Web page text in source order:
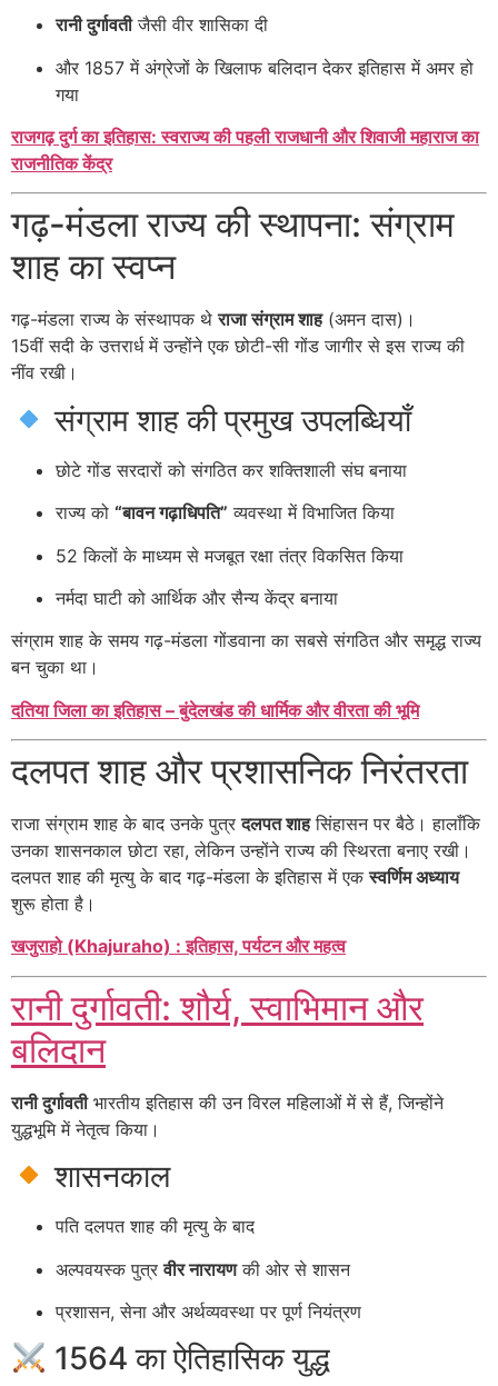
रानी दुर्गावतीजैसी वीर शासिका दी
और 1857 में अंग्रेजों के खिलाफ बलिदान देकर इतिहास में अमर हो
गया
राजगढ़ दुर्ग का इतिहास: स्वराज्य की पहली राजधानी और शिवाजी महाराज का
राजनीतिक केंद्र
गढ़-मंडला राज्य की स्थापना: संग्राम
शाह का स्वप्न
गढ़-मंडला राज्य के संस्थापक थेराजा संग्राम शाह(अमन दास)।
15वीं सदी के उत्तरार्ध में उन्होंने एक छोटी-सी गोंड जागीर से इस राज्य की
नींव रखी।
संग्राम शाह की प्रमुख उपलब्धियाँ
छोटे गोंड सरदारों को संगठित कर शक्तिशाली संघ बनाया
राज्य को “बावन गढ़ाधिपति” व्यवस्था में विभाजित किया
52 किलों के माध्यम से मजबूत रक्षा तंत्र विकसित किया
नर्मदा घाटी को आर्थिक और सैन्य केंद्र बनाया
संग्राम शाह के समय गढ़-मंडला गोंडवाना का सबसे संगठित और समृद्ध राज्य
बन चुका था।
दतिया जिला का इतिहास – बुंदेलखंड की धार्मिक और वीरता की भूमि
दलपत शाह और प्रशासनिक निरंतरता
राजा संग्राम शाह के बाद उनके पुत्रदलपत शाहसिंहासन पर बैठे। हालाँकि
उनका शासनकाल छोटा रहा, लेकिन उन्होंने राज्य की स्थिरता बनाए रखी।
दलपत शाह की मृत्यु के बाद गढ़-मंडला के इतिहास में एकस्वर्णिम अध्याय
शुरू होता है।
खजुराहो (Khajuraho) : इतिहास, पर्यटन और महत्व
रानी दुर्गावती: शौर्य, स्वाभिमान और
बलिदान
रानी दुर्गावतीभारतीय इतिहास की उन विरल महिलाओं में से हैं, जिन्होंने
युद्धभूमि में नेतृत्व किया।
शासनकाल
पति दलपत शाह की मृत्यु के बाद
अल्पवयस्क पुत्रवीर नारायणकी ओर से शासन
प्रशासन, सेना और अर्थव्यवस्था पर पूर्ण नियंत्रण
1564 का ऐतिहासिक युद्ध